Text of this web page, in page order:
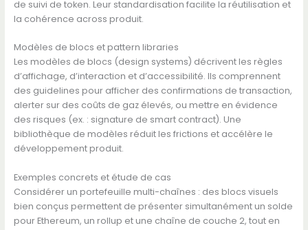
de suivi de token. Leur standardisation facilite la réutilisation et
la cohérence across produit.
Modèles de blocs et pattern libraries
Les modèles de blocs (design systems) décrivent les règles
d’affichage, d’interaction et d’accessibilité. Ils comprennent
des guidelines pour afficher des confirmations de transaction,
alerter sur des coûts de gaz élevés, ou mettre en évidence
des risques (ex. : signature de smart contract). Une
bibliothèque de modèles réduit les frictions et accélère le
développement produit.
Exemples concrets et étude de cas
Considérer un portefeuille multi-chaînes : des blocs visuels
bien conçus permettent de présenter simultanément un solde
pour Ethereum, un rollup et une chaîne de couche 2, tout en